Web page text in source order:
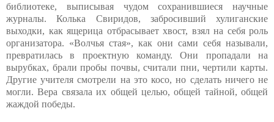
библиотеке, выписывая чудом сохранившиеся научные
журналы. Колька Свиридов, забросивший хулиганские
выходки, как ящерица отбрасывает хвост, взял на себя роль
организатора. «Волчья стая», как они сами себя называли,
превратилась в проектную команду. Они пропадали на
вырубках, брали пробы почвы, считали пни, чертили карты.
Другие учителя смотрели на это косо, но сделать ничего не
могли. Вера связала их общей целью, общей тайной, общей
жаждой победы.